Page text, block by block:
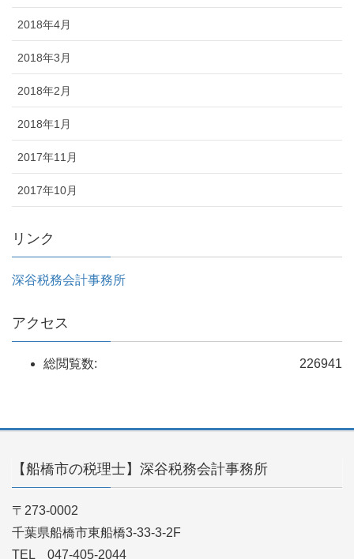
2018年4月
2018年3月
2018年2月
2018年1月
2017年11月
2017年10月
リンク
深谷税務会計事務所
アクセス
226941
総閲覧数:
【船橋市の税理士】深谷税務会計事務所
〒273-0002
千葉県船橋市東船橋3-33-3-2F
TEL 047-405-2044